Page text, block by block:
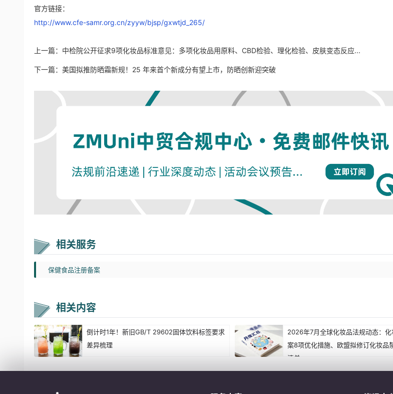
官方链接：
http://www.cfe-samr.org.cn/zyyw/bjsp/gxwtjd_265/
上一篇： 中检院公开征求9项化妆品标准意见：多项化妆品用原料、CBD检验、理化检验、皮肤变态反应...
下一篇： 美国拟推防晒霜新规！25 年来首个新成分有望上市，防晒创新迎突破
相关服务
保健食品注册备案
相关内容
倒计时1年！新旧GB/T 29602固体饮料标签要求
差异梳理
2026年7月全球化妆品法规动态：
案8项优化措施、欧盟拟修订化妆品
清单...